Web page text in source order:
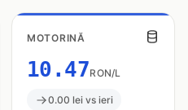
MOTORINĂ
10.47RON/L
0.00 lei vs ieri